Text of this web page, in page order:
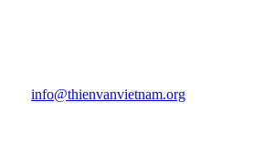
info@thienvanvietnam.org